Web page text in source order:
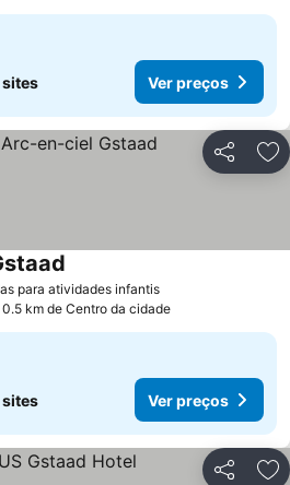
sites Ver preços
Partilhar
para atividades infantisVer preços
0.5 km de Centro da cidade
sites Ver preços
Partilhar